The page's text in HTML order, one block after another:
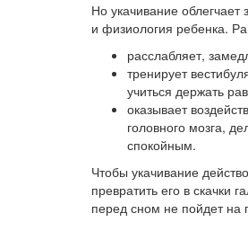
Но укачивание облегчает
и физиология ребенка.
расслабляет,
тренирует
учиться держать
оказывает
головного мозга,
спокойным.
Чтобы укачивание
превратить его в скачки
перед сном не пойдет на